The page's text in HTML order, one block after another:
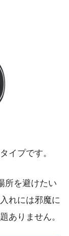
イプです。
所を避けたい
れには邪魔に
ありません。